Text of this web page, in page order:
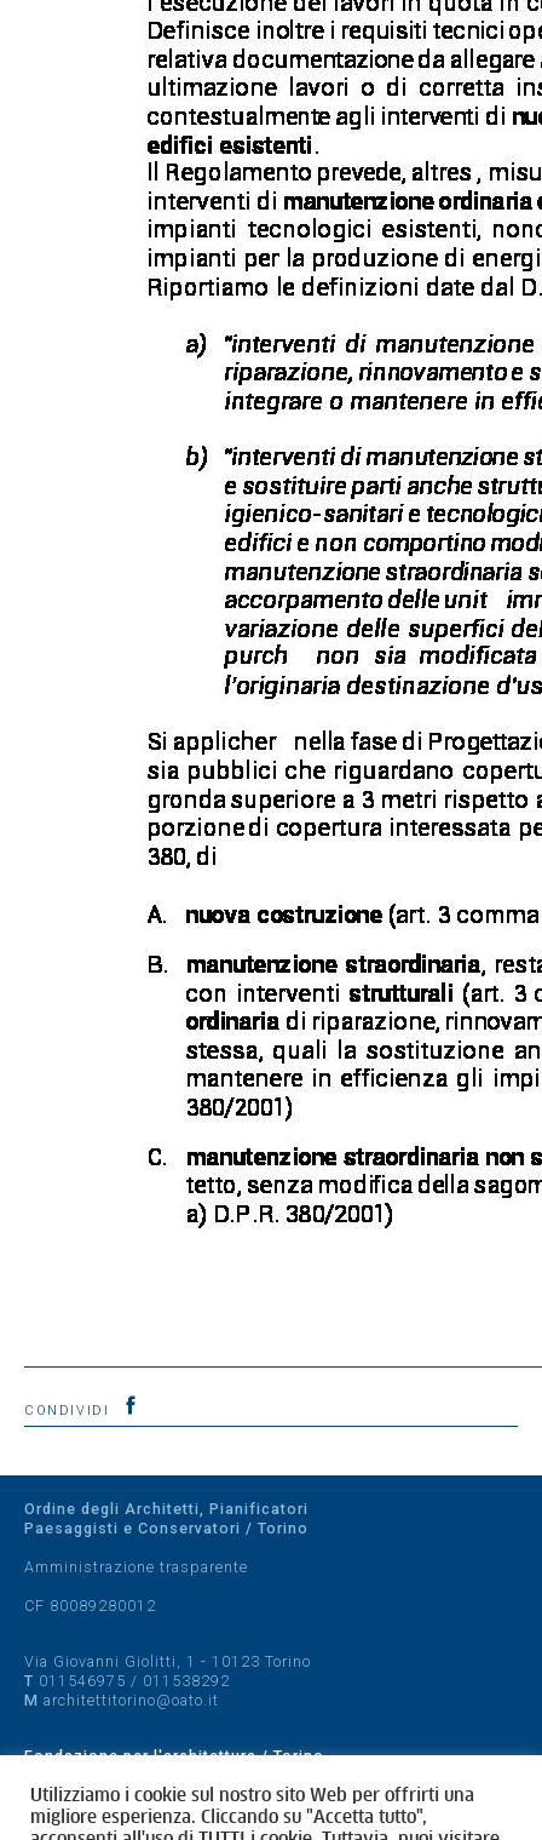
CONDIVIDI
Ordine degli Architetti, Pianificatori
Paesaggisti e Conservatori / Torino
Amministrazione trasparente
CF 80089280012
Via Giovanni Giolitti, 1 - 10123 Torino
T 011546975 / 011538292
M architettitorino@oato.it
Fondazione per l'architettura / Torino
Designed by quattrolinee.it
Utilizziamo i cookie sul nostro sito Web per offrirti una
migliore esperienza. Cliccando su "Accetta tutto",